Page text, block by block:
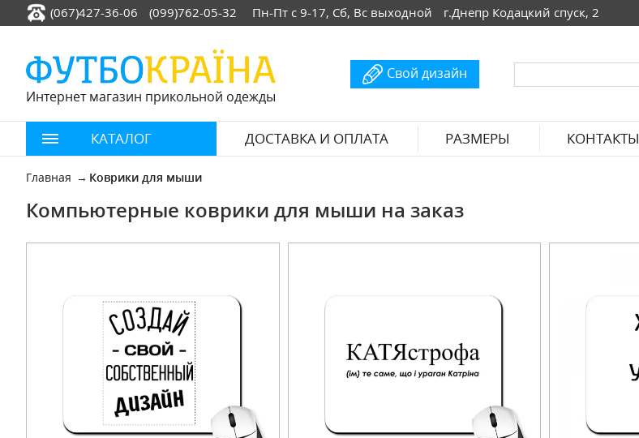
(067)427-36-06 (099)762-05-32 Пн-Пт с 9-17, Сб, Вс выходной г.Днепр Кодацкий спуск, 2
Интернет магазин прикольной одежды
Свой дизайн
КАТАЛОГ ДОСТАВКА И ОПЛАТА РАЗМЕРЫ КОНТАКТЫ
Главная Коврики для мыши
Компьютерные коврики для мыши на заказ